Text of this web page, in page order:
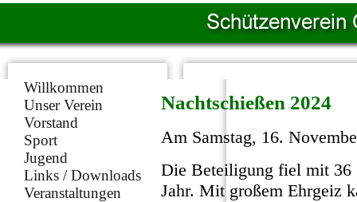
Willkommen
Unser Verein
Vorstand
Sport
Jugend
Links / Downloads
Veranstaltungen
Nachtschießen 2024
Am Samstag, 16.
Die Beteiligung fiel mit 36
Jahr. Mit großem Ehrgeiz